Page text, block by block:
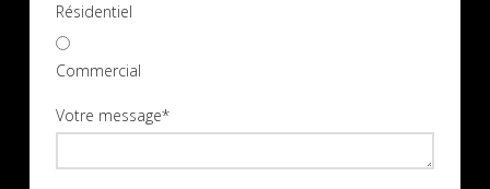
Résidentiel
Commercial
Votre message*